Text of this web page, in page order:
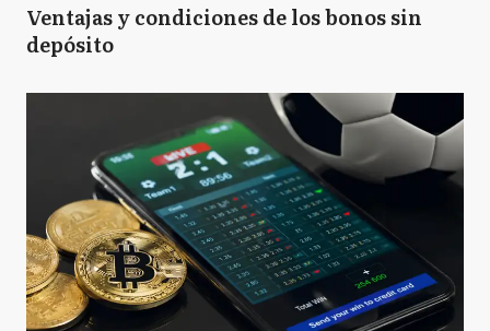
Ventajas y condiciones de los bonos sin
depósito